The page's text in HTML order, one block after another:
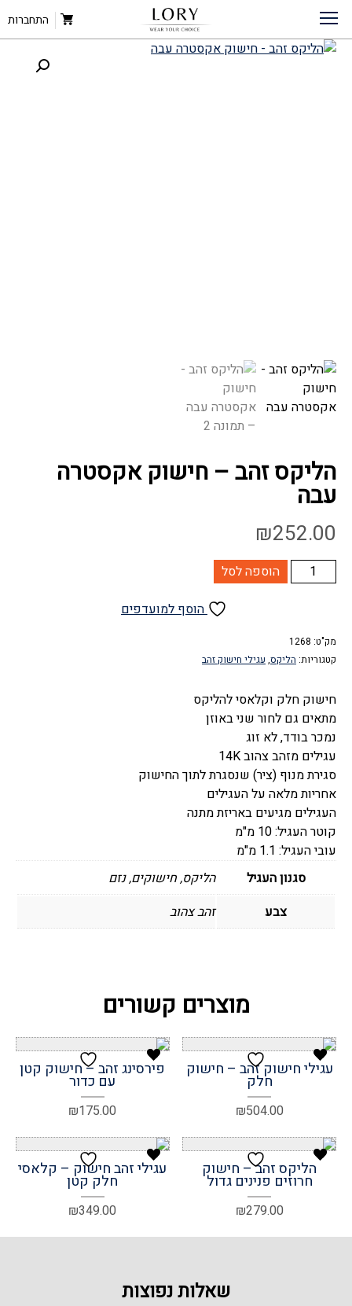
התחברות דף הבית »עגילי חישוק זהב הליקס זהב – חישוק אקסטרה עבה
הליקס זהב – חישוק אקסטרה
עבה
₪252.00
כמות
של
-
חישוק
עבה
הוספה לסל
הוסף למועדפים
מק"ט: 1268
קטגוריות: הליקס, עגילי חישוק זהב
חישוק חלק וקלאסי להליקס
מתאים גם לחור שני באוזן
נמכר בודד, לא זוג
עגילים מזהב צהוב 14K
סגירת מנוף (ציר) שנסגרת לתוך החישוק
אחריות מלאה על העגילים
העגילים מגיעים באריזת מתנה
קוטר העגיל: 10 מ"מ
עובי העגיל: 1.1 מ"מ
סגנון העגיל
הליקס, חישוקים, נזם
צבע
זהב צהוב
מוצרים קשורים
עגילי חישוק זהב – חישוק
חלק
₪504.00
פירסינג זהב – חישוק קטן
עם כדור
₪175.00
הליקס זהב – חישוק
חרוזים פנינים גדול
₪279.00
עגילי זהב חישוק – קלאסי
חלק קטן
₪349.00
שאלות נפוצות